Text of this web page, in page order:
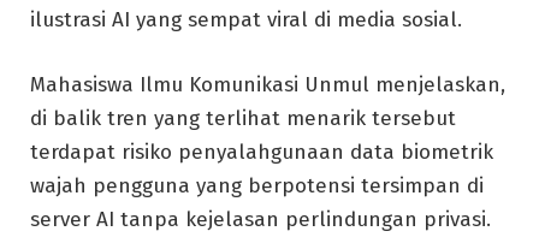
ilustrasi AI yang sempat viral di media sosial.
Mahasiswa Ilmu Komunikasi Unmul menjelaskan,
di balik tren yang terlihat menarik tersebut
terdapat risiko penyalahgunaan data biometrik
wajah pengguna yang berpotensi tersimpan di
server AI tanpa kejelasan perlindungan privasi.